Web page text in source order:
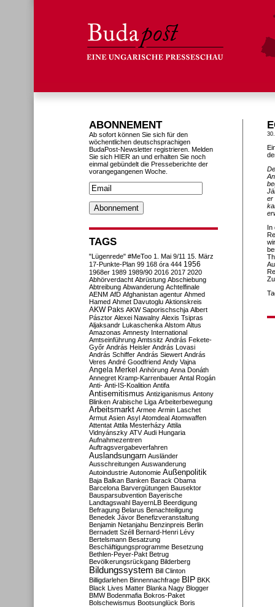
er
In
ABONNEMENT
Ab sofort können Sie sich für den
wöchentlichen deutschsprachigen
BudaPost-Newsletter registrieren. Melden
Sie sich HIER an und erhalten Sie noch
einmal gebündelt die Presseberichte der
vorangegangenen Woche.
TAGS
"Lügenrede" #MeToo 1. Mai 9/11 15. März
17-Punkte-Plan 99 168 óra 444 1956
1968er 1989 1989/90 2016 2017 2020
Abhörverdacht Abrüstung Abschiebung
Abtreibung Abwanderung Achtelfinale
AENM AfD Afghanistan agentur Ahmed
Hamed Ahmet Davutoglu Aktionskreis
AKW Paks AKW Saporischschja Albert
Pásztor Alexei Nawalny Alexis Tsipras
Aljaksandr Lukaschenka Alstom Altus
Amazonas Amnesty International
Amtseinführung Amtssitz András Fekete-
Győr András Heisler András Lovasi
András Schiffer András Siewert András
Veres André Goodfriend Andy Vajna
Angela Merkel Anhörung Anna Donáth
Annegret Kramp-Karrenbauer Antal Rogán
Anti- Anti-IS-Koalition Antifa
Antisemitismus Antiziganismus Antony
Blinken Arabische Liga Arbeiterbewegung
Arbeitsmarkt Armee Armin Laschet
Armut Asien Asyl Atomdeal Atomwaffen
Attentat Attila Mesterházy Attila
Vidnyánszky ATV Audi Hungaria
Aufnahmezentren
Auftragsvergabeverfahren
Auslandsungarn Ausländer
Ausschreitungen Auswanderung
Autoindustrie Autonomie Außenpolitik
Baja Balkan Banken Barack Obama
Barcelona Barvergütungen Bausektor
Bausparsubvention Bayerische
Landtagswahl BayernLB Beerdigung
Befragung Belarus Benachteiligung
Benedek Jávor Benefizveranstaltung
Benjamin Netanjahu Benzinpreis Berlin
Bernadett Széll Bernard-Henri Lévy
Bertelsmann Besatzung
Beschäftigungsprogramme Besetzung
Bethlen-Peyer-Pakt Betrug
Bevölkerungsrückgang Bilderberg
Bildungssystem Bill Clinton
Billigdarlehen Binnennachfrage BIP BKK
Black Lives Matter Blanka Nagy Blogger
BMW Bodenmafia Bokros-Paket
Bolschewismus Bootsunglück Boris